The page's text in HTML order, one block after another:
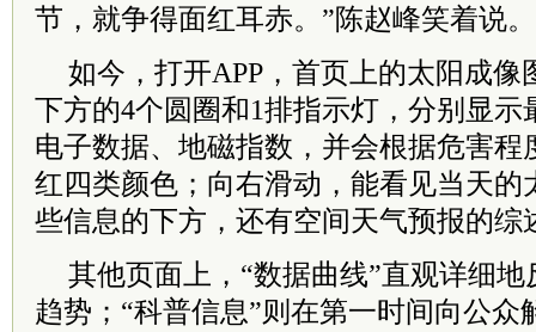
节，就争得面红耳赤。”陈赵峰笑着说。
如今，打开APP，首页上的太阳成像
下方的4个圆圈和1排指示灯，分别显
电子数据、地磁指数，并会根据危害程
红四类颜色；向右滑动，能看见当天的
些信息的下方，还有空间天气预报的综
其他页面上，“数据曲线”直观详细
趋势；“科普信息”则在第一时间向公众